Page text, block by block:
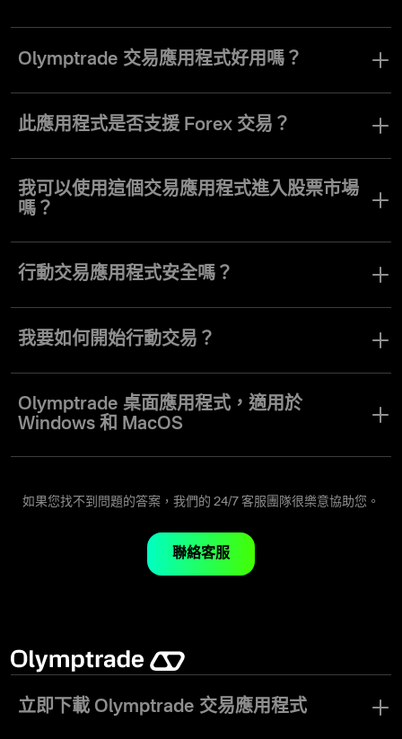
Olymptrade 交易應用程式好用嗎？
操作介面，並善用各種交易工具而設計。
此應用程式是否支援 Forex 交易？
不同交易風格與偏好的用戶需求的交易模式。
我可以使用這個交易應用程式進入股票市場
嗎？
股票、貨幣、指數及其他類型資產。
行動交易應用程式安全嗎？
台相同的安全協議與功能。
我要如何開始行動交易？
Olymptrade 桌面應用程式，適用於
Windows 和 MacOS
的進階交易工具、即時市場圖表，以及安全的帳戶餘額管理。不論
網頁版，我們的平台都能滿足你的需求。立即在桌面上使用
如果您找不到問題的答案，我們的 24/7 客服團隊很樂意協助您。
聯絡客服
立即下載 Olymptrade 交易應用程式